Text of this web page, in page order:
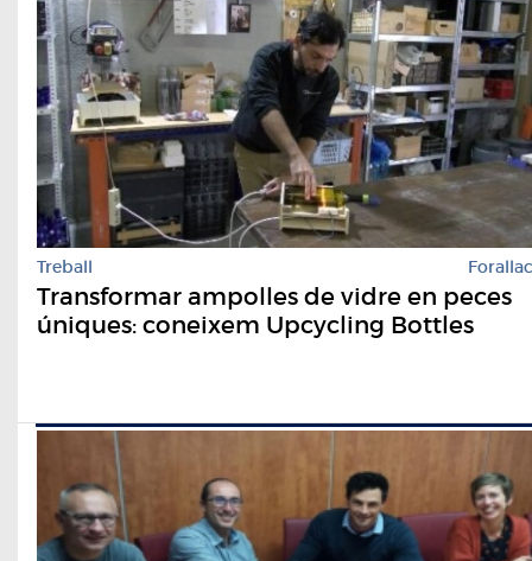
Treball Forallac
Transformar ampolles de vidre en peces
úniques: coneixem Upcycling Bottles